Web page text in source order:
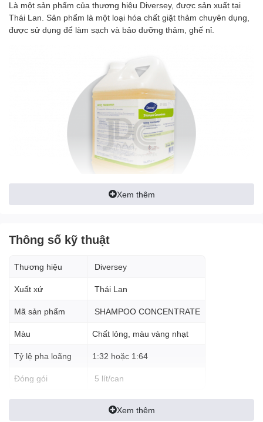
Là một sản phẩm của thương hiệu Diversey, được sản xuất tại
Thái Lan. Sản phẩm là một loại hóa chất giặt thảm chuyên dụng,
được sử dụng để làm sạch và bảo dưỡng thảm, ghế nỉ.
Ưu điểm
Làm sạch và bảo dưỡng thảm hiệu quả, giúp thảm luôn
Diệt khuẩn và khử mùi, giúp loại bỏ các vi khuẩn gây hại và
Tạo hương thơm dễ chịu cho thảm.
Dễ dàng sử dụng và bảo quản.
Hóa chất giặt thảm SHAMPOO CONCENTRATE được sử dụng
Xem thêm
Thông số kỹ thuật
Thương hiệu Diversey
Xuất xứ Thái Lan
Mã sản phẩm SHAMPOO CONCENTRATE
Màu Chất lỏng, màu vàng nhạt
Tỷ lệ pha loãng 1:32 hoặc 1:64
Đóng gói 5 lít/can
Xem thêm